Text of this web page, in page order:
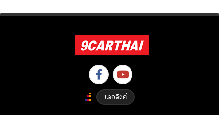
แลกลิงค์